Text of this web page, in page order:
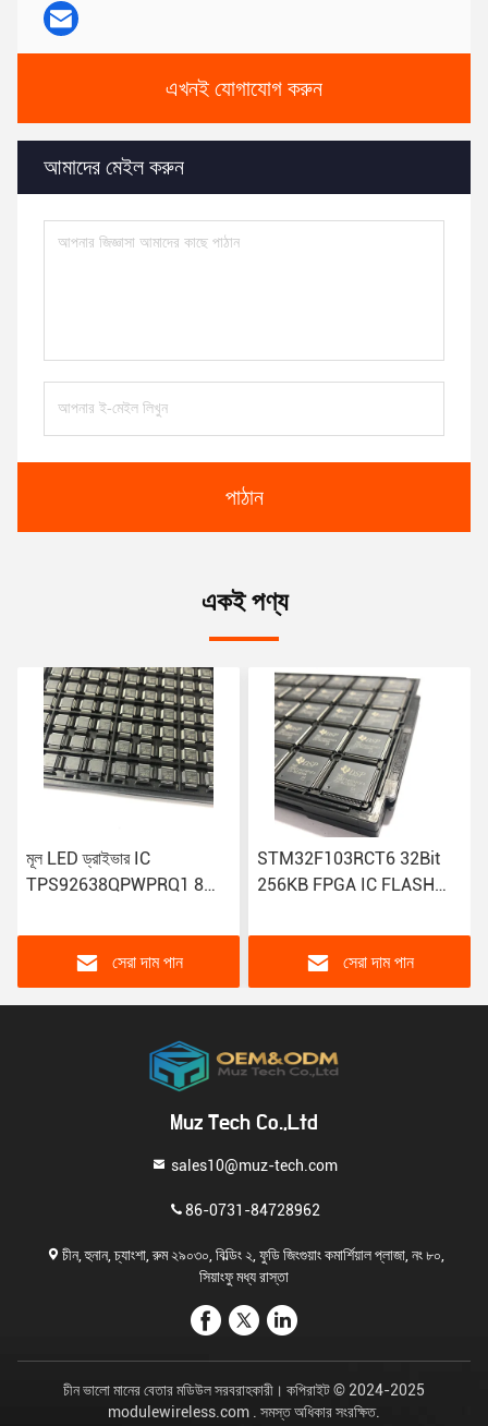
এখনই যোগাযোগ করুন
আমাদের মেইল ​​করুন
পাঠান
একই পণ্য
STM32F103RCT6 32Bit
256KB FPGA IC FLASH
নমনীয় সংযোগ সহ
সেরা দাম পান
AP64350QSP-13 পাওয়ার
ম্যানেজমেন্ট আইসি DCDC CONV
পজিটিভ অ্যাডজাস্টেবল 0.8V 1
আউটপুট 3.5A 8-SOIC
সেরা দাম পান
Muz Tech Co.,Ltd
sales10@muz-tech.com
86-0731-84728962
চীন, হুনান, চ্যাংশা, রুম ২৯০৩০, বিল্ডিং ২, ফুডি জিংগুয়াং কমার্শিয়াল প্লাজা, নং ৮০,
সিয়াংফু মধ্য রাস্তা
চীন ভালো মানের বেতার মডিউল সরবরাহকারী। কপিরাইট © 2024-2025
modulewireless.com . সমস্ত অধিকার সংরক্ষিত.